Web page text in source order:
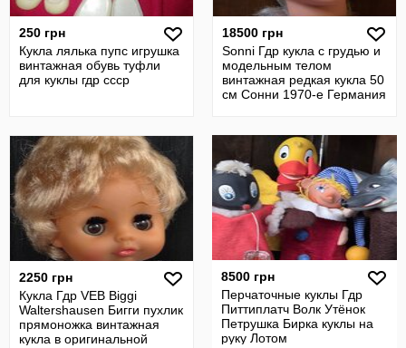
250 грн
Кукла лялька пупс игрушка
винтажная обувь туфли
для куклы гдр ссср
18500 грн
Sonni Гдр кукла с грудью и
модельным телом
винтажная редкая кукла 50
см Сонни 1970-е Германия
2250 грн
Кукла Гдр VEB Biggi
Waltershausen Бигги пухлик
прямоножка винтажная
кукла в оригинальной
8500 грн
Перчаточные куклы Гдр
Питтиплатч Волк Утёнок
Петрушка Бирка куклы на
руку Лотом